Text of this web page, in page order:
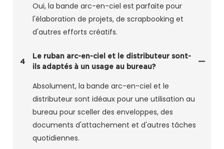
Oui, la bande arc-en-ciel est parfaite pour
l'élaboration de projets, de scrapbooking et
d'autres efforts créatifs.
4
Le ruban arc-en-ciel et le distributeur sont-
ils adaptés à un usage au bureau?
Absolument, la bande arc-en-ciel et le
distributeur sont idéaux pour une utilisation au
bureau pour sceller des enveloppes, des
documents d'attachement et d'autres tâches
quotidiennes.